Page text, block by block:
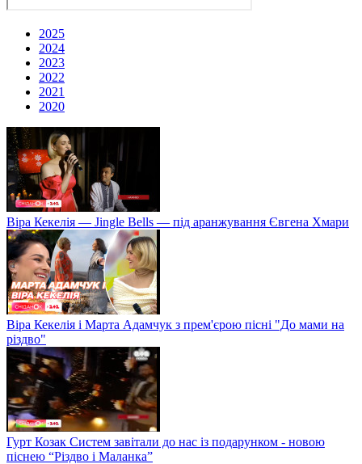
2025
2024
2023
2022
2021
2020
Віра Кекелія — Jingle Bells — під аранжування Євгена Хмари
Віра Кекелія і Марта Адамчук з прем'єрою пісні "До мами на
різдво"
Гурт Козак Систем завітали до нас із подарунком - новою
піснею “Різдво і Маланка”